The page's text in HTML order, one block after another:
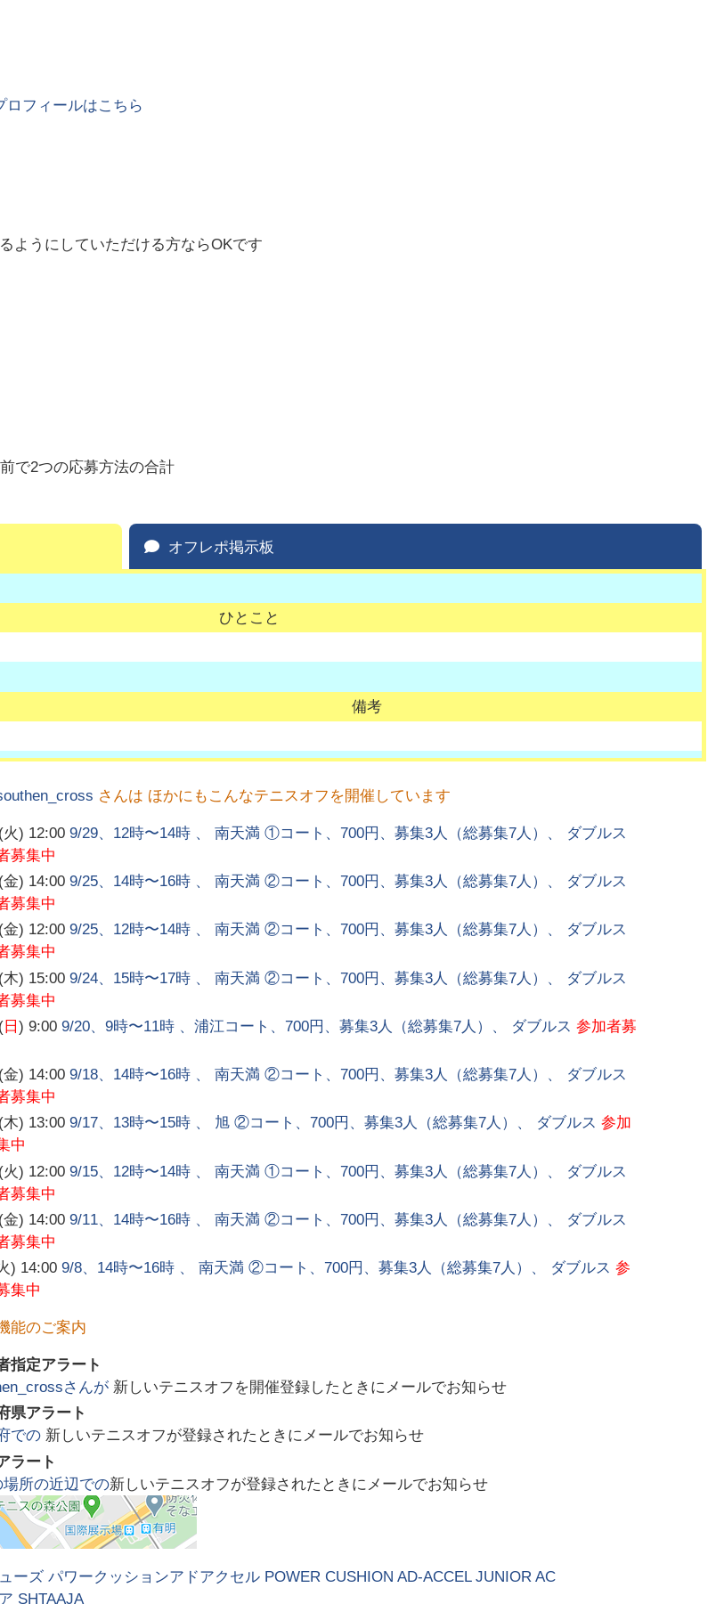
ロフィールはこちら
ようにしていただける方ならOKです
で2つの応募方法の合計
オフレポ掲示板
ひとこと
備考
さんは ほかにもこんなテニスオフを開催しています
) 12:00 9/29、12時〜14時 、 南天満 ①コート、700円、募集3人（総募集7人）、 ダブルス
募集中
) 14:00 9/25、14時〜16時 、 南天満 ②コート、700円、募集3人（総募集7人）、 ダブルス
募集中
) 12:00 9/25、12時〜14時 、 南天満 ②コート、700円、募集3人（総募集7人）、 ダブルス
募集中
) 15:00 9/24、15時〜17時 、 南天満 ②コート、700円、募集3人（総募集7人）、 ダブルス
募集中
日 ) 9:00 9/20、9時〜11時 、浦江コート、700円、募集3人（総募集7人）、 ダブルス 参加者募
) 14:00 9/18、14時〜16時 、 南天満 ②コート、700円、募集3人（総募集7人）、 ダブルス
募集中
) 13:00 9/17、13時〜15時 、 旭 ②コート、700円、募集3人（総募集7人）、 ダブルス 参加
中
) 12:00 9/15、12時〜14時 、 南天満 ①コート、700円、募集3人（総募集7人）、 ダブルス
募集中
) 14:00 9/11、14時〜16時 、 南天満 ②コート、700円、募集3人（総募集7人）、 ダブルス
募集中
) 14:00 9/8、14時〜16時 、 南天満 ②コート、700円、募集3人（総募集7人）、 ダブルス 参
集中
能のご案内
指定アラート
さんが 新しいテニスオフを開催登録したときにメールでお知らせ
県アラート
での 新しいテニスオフが登録されたときにメールでお知らせ
ラート
場所の近辺での新しいテニスオフが登録されたときにメールでお知らせ
ーズ パワークッションアドアクセル POWER CUSHION AD-ACCEL JUNIOR AC
SHTAAJA